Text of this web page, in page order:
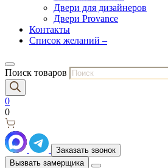
Двери для дизайнеров
Двери Provance
Контакты
Список желаний –
Поиск товаров
0
0
Заказать звонок
Вызвать замерщика